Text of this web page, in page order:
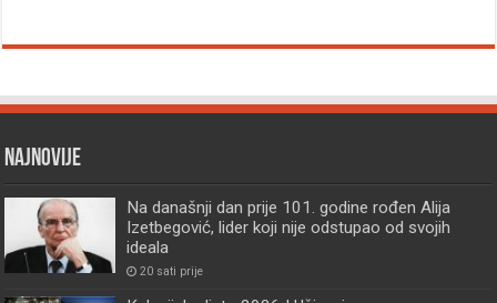
Najnovije
Na današnji dan prije 101. godine rođen Alija
Izetbegović, lider koji nije odstupao od svojih
ideala
20 sati prije